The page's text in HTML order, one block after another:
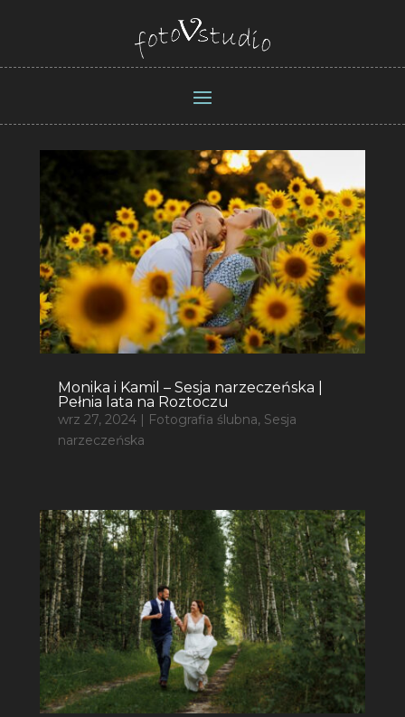
Monika i Kamil – Sesja narzeczeńska |
Pełnia lata na Roztoczu
wrz 27, 2024| Fotografia ślubna, Sesja
narzeczeńska